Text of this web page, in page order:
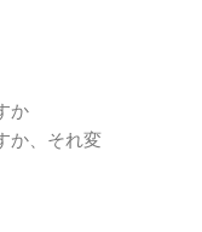
か
か、それ変